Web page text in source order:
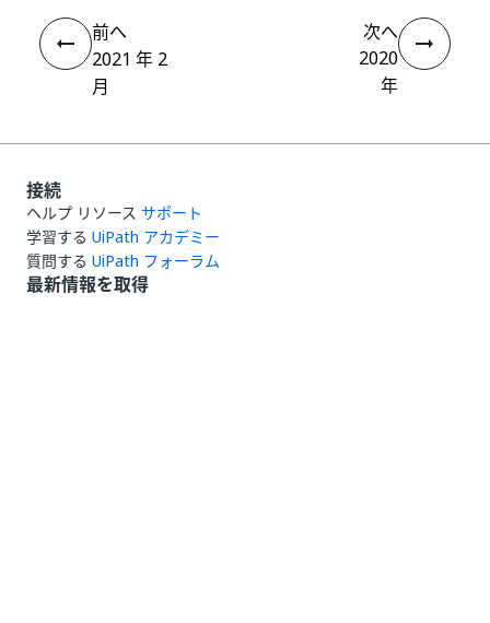
前へ
2021 年 2
月
次へ
2020
年
接続
ヘルプ リソース サポート
学習する UiPath アカデミー
質問する UiPath フォーラム
最新情報を取得